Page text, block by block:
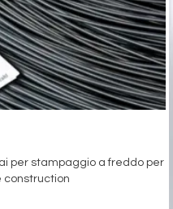
per stampaggio a freddo per
construction